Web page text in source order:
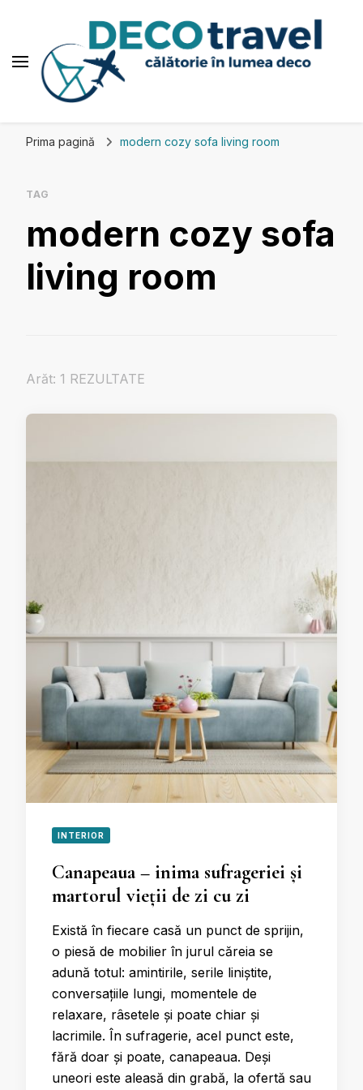
Prima pagină modern cozy sofa living room
TAG
modern cozy sofa
living room
Arăt: 1 REZULTATE
INTERIOR
Canapeaua – inima sufrageriei și
martorul vieții de zi cu zi
Există în fiecare casă un punct de sprijin,
o piesă de mobilier în jurul căreia se
adună totul: amintirile, serile liniștite,
conversațiile lungi, momentele de
relaxare, râsetele și poate chiar și
lacrimile. În sufragerie, acel punct este,
fără doar și poate, canapeaua. Deși
uneori este aleasă din grabă, la ofertă sau